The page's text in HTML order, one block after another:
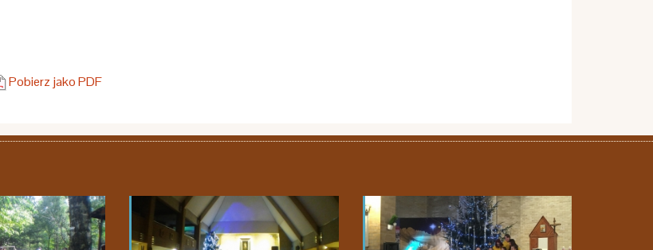
Pobierz jako PDF